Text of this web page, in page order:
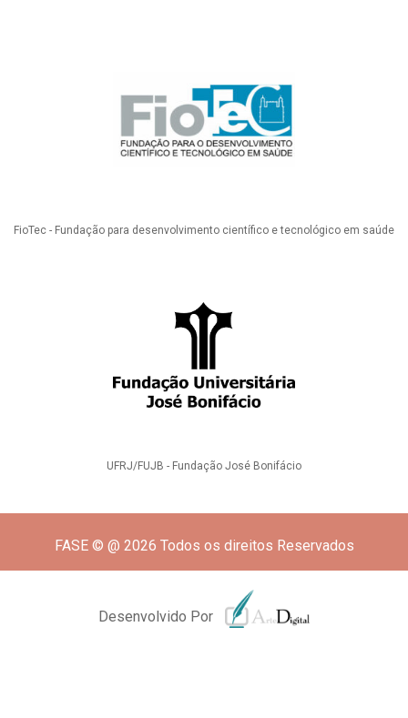
FioTec - Fundação para desenvolvimento científico e tecnológico em saúde
UFRJ/FUJB - Fundação José Bonifácio
FASE © @ 2026 Todos os direitos Reservados
Desenvolvido Por